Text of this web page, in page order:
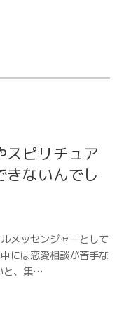
スピリチュア
きないんでし
メッセンジャーとして
には恋愛相談が苦手な
と、集…